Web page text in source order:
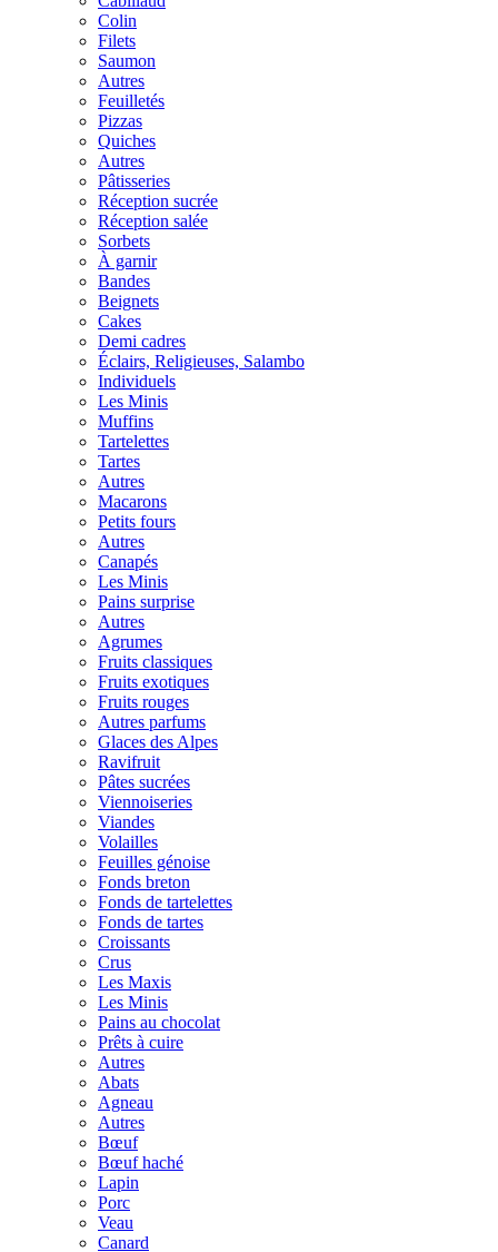
Colin
Filets
Saumon
Autres
Feuilletés
Pizzas
Quiches
Autres
Pâtisseries
Réception sucrée
Réception salée
Sorbets
À garnir
Bandes
Beignets
Cakes
Demi cadres
Éclairs, Religieuses, Salambo
Individuels
Les Minis
Muffins
Tartelettes
Tartes
Autres
Macarons
Petits fours
Autres
Canapés
Les Minis
Pains surprise
Autres
Agrumes
Fruits classiques
Fruits exotiques
Fruits rouges
Autres parfums
Glaces des Alpes
Ravifruit
Pâtes sucrées
Viennoiseries
Viandes
Volailles
Feuilles génoise
Fonds breton
Fonds de tartelettes
Fonds de tartes
Croissants
Crus
Les Maxis
Les Minis
Pains au chocolat
Prêts à cuire
Autres
Abats
Agneau
Autres
Bœuf
Bœuf haché
Lapin
Porc
Veau
Canard